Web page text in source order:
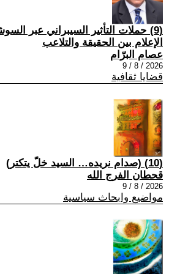
(9) حملات التأثير السيبراني عبر
الإعلام بين الحقيقة والتلاعب
عصام البرّام
2026 / 8 / 9
قضايا ثقافية
(10) (صدام نريده… السيد خلّ يتكتر)
قحطان الفرج الله
2026 / 8 / 9
مواضيع وابحاث سياسية